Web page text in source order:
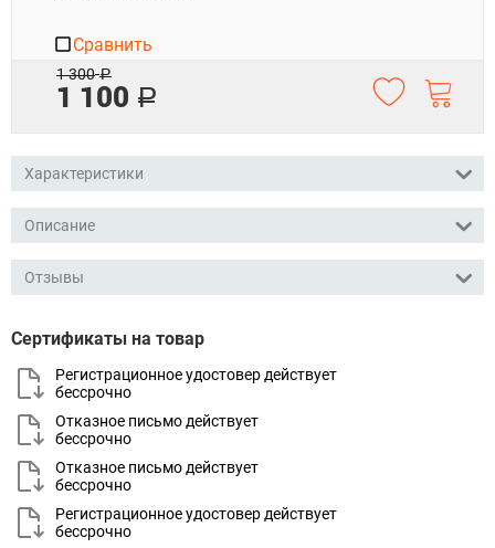
1 300 Р
1 100 Р
Сравнить
Характеристики
Описание
Отзывы
Сертификаты на товар
Регистрационное удостовер действует
бессрочно
Отказное письмо действует
бессрочно
Отказное письмо действует
бессрочно
Регистрационное удостовер действует
бессрочно